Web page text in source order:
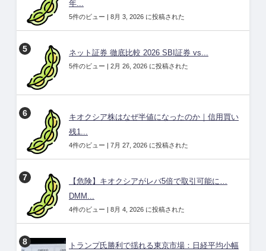
年...
5件のビュー | 8月 3, 2026 に投稿された
ネット証券 徹底比較 2026 SBI証券 vs...
5件のビュー | 2月 26, 2026 に投稿された
キオクシア株はなぜ半値になったのか｜信用買い
残1...
4件のビュー | 7月 27, 2026 に投稿された
【危険】キオクシアがレバ5倍で取引可能に…
DMM...
4件のビュー | 8月 4, 2026 に投稿された
トランプ氏勝利で揺れる東京市場：日経平均小幅